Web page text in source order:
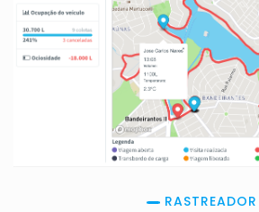
RASTREADOR